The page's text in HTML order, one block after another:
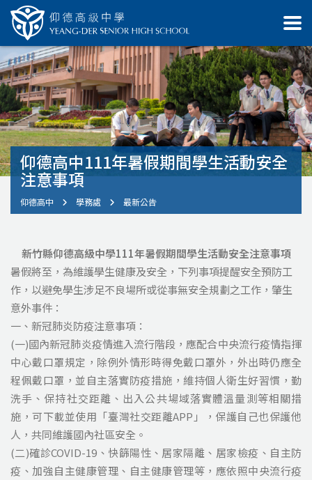
仰德高中111年暑假期間學生活動安全
注意事項
仰德高中 學務處 最新公告
新竹縣仰德高級中學111年暑假期間學生活動安全注意事項
暑假將至，為維護學生健康及安全，下列事項提醒安全預防工
作，以避免學生涉足不良場所或從事無安全規劃之工作，肇生
意外事件：
一、新冠肺炎防疫注意事項：
(一)國內新冠肺炎疫情進入流行階段，應配合中央流行疫情指揮
中心戴口罩規定，除例外情形時得免戴口罩外，外出時仍應全
程佩戴口罩，並自主落實防疫措施，維持個人衛生好習慣，勤
洗手、保持社交距離、出入公共場域落實體溫量測等相關措
施，可下載並使用「臺灣社交距離APP」，保護自己也保護他
人，共同維護國內社區安全。
(二)確診COVID-19、快篩陽性、居家隔離、居家檢疫、自主防
疫、加強自主健康管理、自主健康管理等，應依照中央流行疫